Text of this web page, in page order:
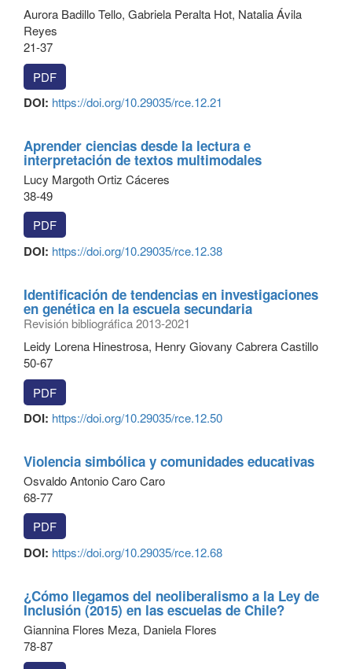
Aurora Badillo Tello, Gabriela Peralta Hot, Natalia Ávila
Reyes
21-37
PDF
DOI: https://doi.org/10.29035/rce.12.21
Aprender ciencias desde la lectura e
interpretación de textos multimodales
Lucy Margoth Ortiz Cáceres
38-49
PDF
DOI: https://doi.org/10.29035/rce.12.38
Identificación de tendencias en investigaciones
en genética en la escuela secundaria
Revisión bibliográfica 2013-2021
Leidy Lorena Hinestrosa, Henry Giovany Cabrera Castillo
50-67
PDF
DOI: https://doi.org/10.29035/rce.12.50
Violencia simbólica y comunidades educativas
Osvaldo Antonio Caro Caro
68-77
PDF
DOI: https://doi.org/10.29035/rce.12.68
¿Cómo llegamos del neoliberalismo a la Ley de
Inclusión (2015) en las escuelas de Chile?
Giannina Flores Meza, Daniela Flores
78-87